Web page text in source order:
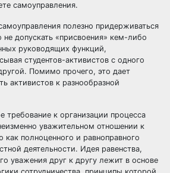
самоуправления.
полезно придерживаться
допускать «присвоения» кем-либо
руководящих функций,
студентов-активистов с одного
Помимо прочего, это дает
активистов к разнообразной
требование к организации процесса
уважительном отношении к
как полноценного и равноправного
деятельности. Идея равенства,
уважения друг к другу лежит в основе